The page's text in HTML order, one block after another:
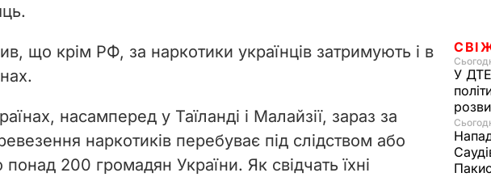
що крім РФ, за наркотики українців затримують і в
насамперед у Таїланді і Малайзії, зараз за
наркотиків перебуває під слідством або
200 громадян України. Як свідчать їхні
У